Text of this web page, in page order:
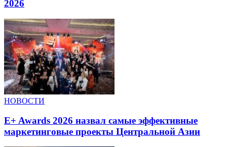
2026
НОВОСТИ
E+ Awards 2026 назвал самые эффективные
маркетинговые проекты Центральной Азии